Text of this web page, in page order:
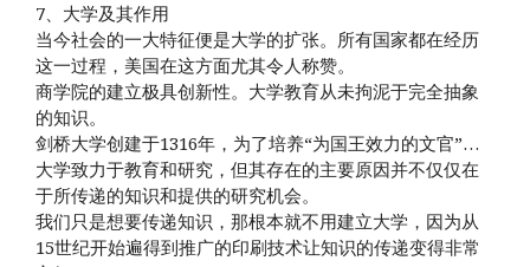
7、大学及其作用
当今社会的一大特征便是大学的扩张。所有国家都在经历
这一过程，美国在这方面尤其令人称赞。
商学院的建立极具创新性。大学教育从未拘泥于完全抽象
的知识。
剑桥大学创建于1316年，为了培养“为国王效力的文官”…
大学致力于教育和研究，但其存在的主要原因并不仅仅在
于所传递的知识和提供的研究机会。
我们只是想要传递知识，那根本就不用建立大学，因为从
15世纪开始遍得到推广的印刷技术让知识的传递变得非常